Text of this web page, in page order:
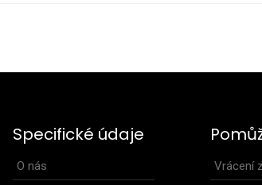
Specifické údaje
O nás
Vrácení